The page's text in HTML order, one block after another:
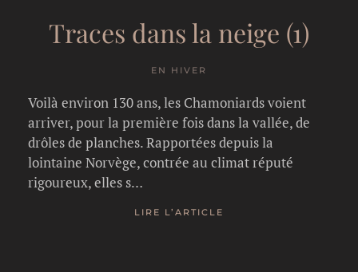
Traces dans la neige (1)
EN HIVER
Voilà environ 130 ans, les Chamoniards voient
arriver, pour la première fois dans la vallée, de
drôles de planches. Rapportées depuis la
lointaine Norvège, contrée au climat réputé
rigoureux, elles s…
LIRE L’ARTICLE